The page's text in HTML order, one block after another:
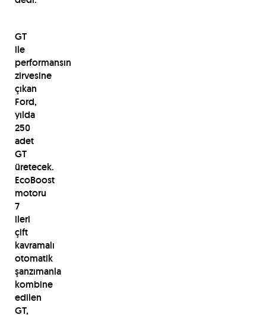
GT
ile
performansın
zirvesine
çıkan
Ford,
yılda
250
adet
GT
üretecek.
EcoBoost
motoru
7
ileri
çift
kavramalı
otomatik
şanzımanla
kombine
edilen
GT,